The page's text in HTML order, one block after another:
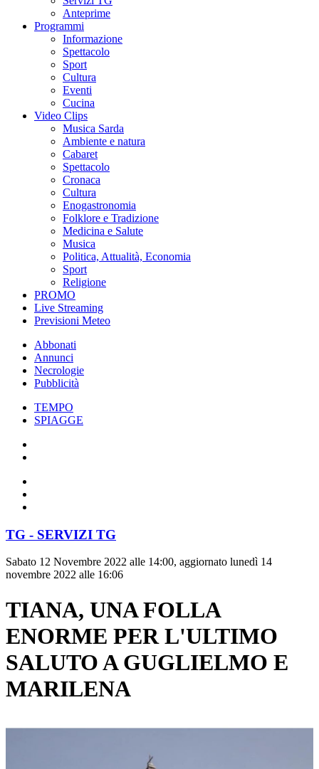
Anteprime
Programmi
Informazione
Spettacolo
Sport
Cultura
Eventi
Cucina
Video Clips
Musica Sarda
Ambiente e natura
Cabaret
Spettacolo
Cronaca
Cultura
Enogastronomia
Folklore e Tradizione
Medicina e Salute
Musica
Politica, Attualità, Economia
Sport
Religione
PROMO
Live Streaming
Previsioni Meteo
Abbonati
Annunci
Necrologie
Pubblicità
TEMPO
SPIAGGE
TG - SERVIZI TG
Sabato 12 Novembre 2022 alle 14:00, aggiornato lunedì 14
novembre 2022 alle 16:06
TIANA, UNA FOLLA
ENORME PER L'ULTIMO
SALUTO A GUGLIELMO E
MARILENA